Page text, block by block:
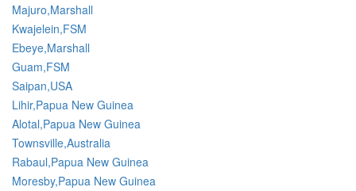
Majuro,Marshall
Kwajelein,FSM
Ebeye,Marshall
Guam,FSM
Saipan,USA
Lihir,Papua New Guinea
Alotal,Papua New Guinea
Townsville,Australia
Rabaul,Papua New Guinea
Moresby,Papua New Guinea